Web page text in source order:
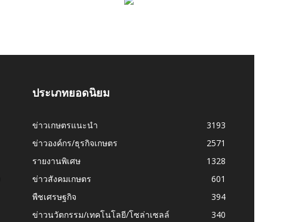
ประเภทยอดนิยม
ข่าวเกษตรแนะนำ
3193
ข่าวองค์กร/ธุรกิจเกษตร
2571
รายงานพิเศษ
1328
ข่าวสังคมเกษตร
601
พืชเศรษฐกิจ
394
ข่าวนวัตกรรม/เทคโนโลยี/โซล่าเซลล์
340